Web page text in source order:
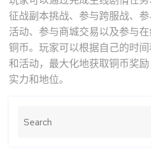
征战副本挑战、参与跨服战、
活动、参与商城交易以及参与
铜币。玩家可以根据自己的时
和活动，最大化地获取铜币奖
实力和地位。